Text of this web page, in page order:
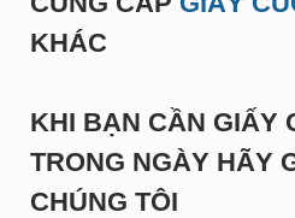
KHÁC
KHI BẠN CẦN GIẤY
TRONG NGÀY HÃY
CHÚNG TÔI